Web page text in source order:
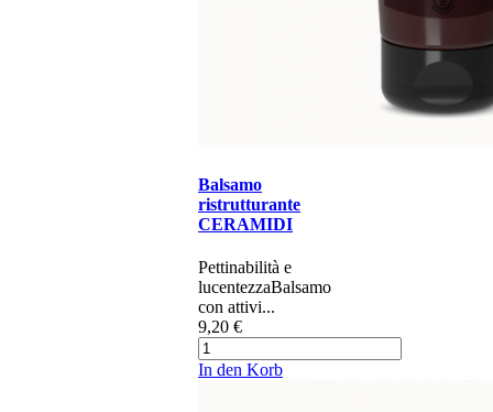
Balsamo
ristrutturante
CERAMIDI
​​​​​​​Pettinabilità e
lucentezza​ Balsamo
con attivi...
9,20 €
In den Korb